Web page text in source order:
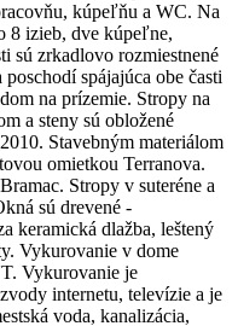
kúpeľňu a WC. Na
8 izieb, dve kúpeľne,
sú zrkadlovo rozmiestnené
spájajúca obe časti
na prízemie. Stropy na
a steny sú obložené
Stavebným materiálom
omietkou Terranova.
Stropy v suteréne a
sú drevené -
keramická dlažba, leštený
Vykurovanie v dome
Vykurovanie je
internetu, televízie a je
voda, kanalizácia,